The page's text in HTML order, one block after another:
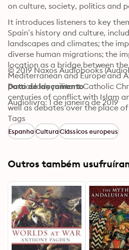
It introduces listeners to key
Spain’s history and culture,
landscapes and climates; the
diverse human migrations; the
location as a bridge between
Mediterranean and Europe and
particularly militant Catholic
centuries of conflict with Islam
well as debates over the place
Spain.
© 2019 Naxos Audiobooks
Data de lançamento
Audiolivro: 1 de janeiro de 2019
Tags
EspanhaCulturaClássicos europeus
Outros também